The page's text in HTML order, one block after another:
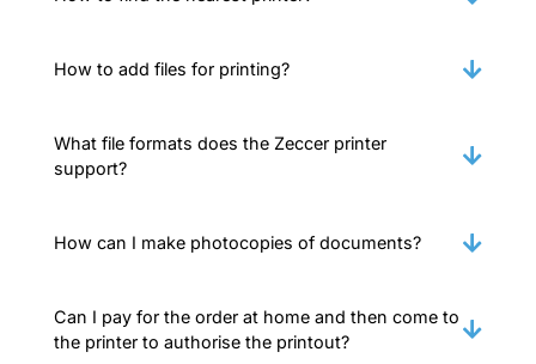
How to add files for printing?
What file formats does the Zeccer printer
support?
How can I make photocopies of documents?
Can I pay for the order at home and then come to
the printer to authorise the printout?